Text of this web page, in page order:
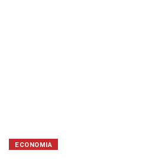
ECONOMIA